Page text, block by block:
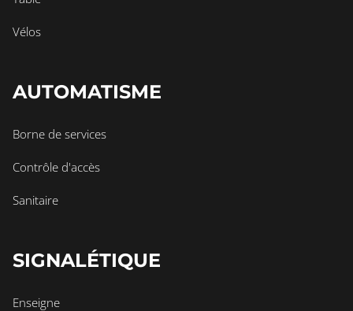
Vélos
AUTOMATISME
Borne de services
Contrôle d'accès
Sanitaire
SIGNALÉTIQUE
Enseigne